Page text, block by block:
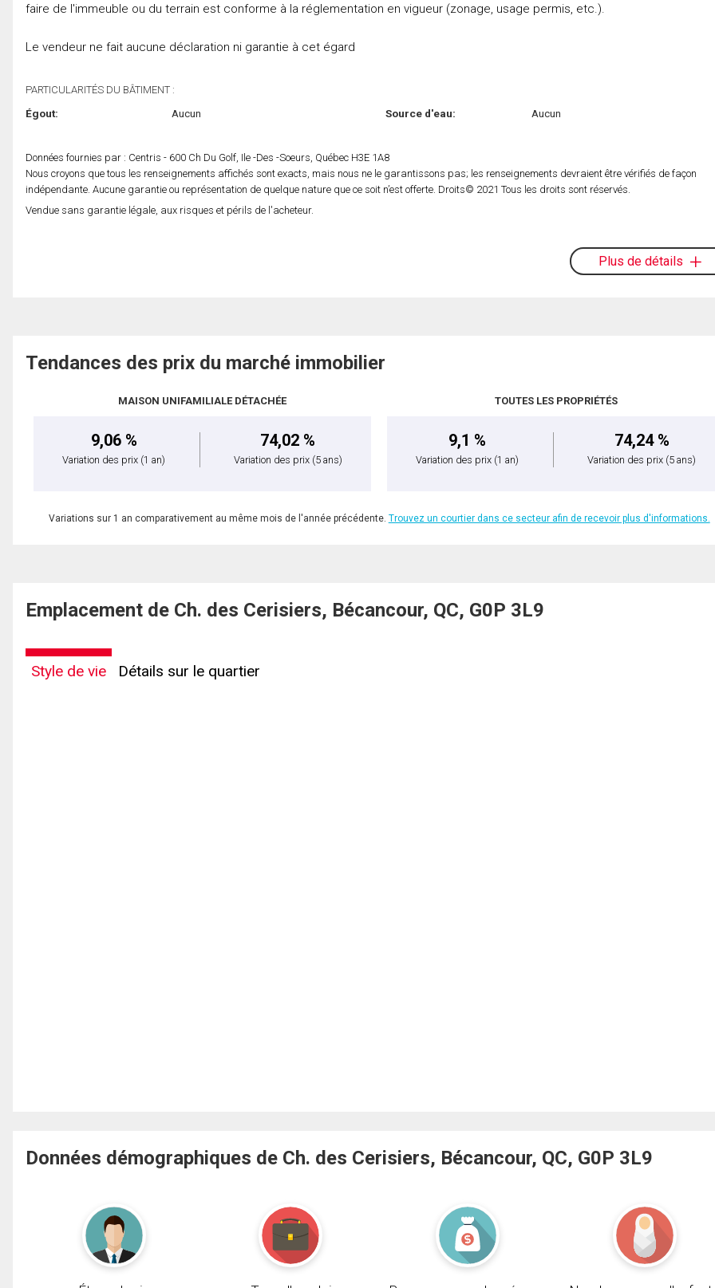
faire de l'immeuble ou du terrain est conforme à la réglementation en vigueur (zonage, usage permis, etc.).
Le vendeur ne fait aucune déclaration ni garantie à cet égard
PARTICULARITÉS DU BÂTIMENT :
Égout: Aucun Source d'eau: Aucun
Données fournies par : Centris - 600 Ch Du Golf, Ile -Des -Soeurs, Québec H3E 1A8
Nous croyons que tous les renseignements affichés sont exacts, mais nous ne le garantissons pas; les renseignements devraient être vérifiés de façon
indépendante. Aucune garantie ou représentation de quelque nature que ce soit n’est offerte. Droits© 2021 Tous les droits sont réservés.
Vendue sans garantie légale, aux risques et périls de l'acheteur.
Plus de détails
Tendances des prix du marché immobilier
MAISON UNIFAMILIALE DÉTACHÉE
9,06 %
Variation des prix (1 an)
74,02 %
Variation des prix (5 ans)
TOUTES LES PROPRIÉTÉS
9,1 %
Variation des prix (1 an)
74,24 %
Variation des prix (5 ans)
Variations sur 1 an comparativement au même mois de l'année précédente. Trouvez un courtier dans ce secteur afin de recevoir plus d'informations.
Emplacement de Ch. des Cerisiers, Bécancour, QC, G0P 3L9
Style de vie Détails sur le quartier
Données démographiques de Ch. des Cerisiers, Bécancour, QC, G0P 3L9